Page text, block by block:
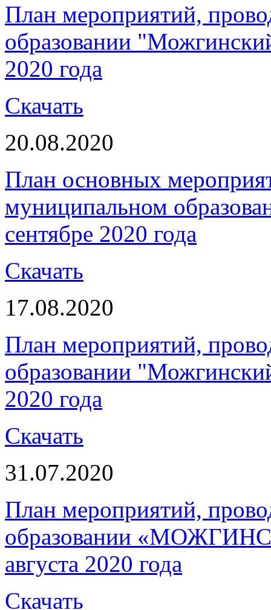
План мероприятий,
образовании
2020 года
Скачать
20.08.2020
План основных
муниципальном
сентябре 2020 года
Скачать
17.08.2020
План мероприятий,
образовании
2020 года
Скачать
31.07.2020
План мероприятий,
образовании
августа 2020 года
Скачать